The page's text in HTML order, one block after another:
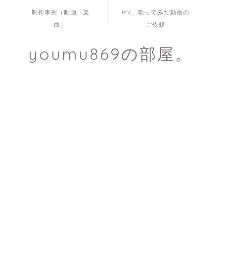
制作事例（動画、楽
曲）
MV、歌ってみた動画の
ご依頼
youmu869の部屋。